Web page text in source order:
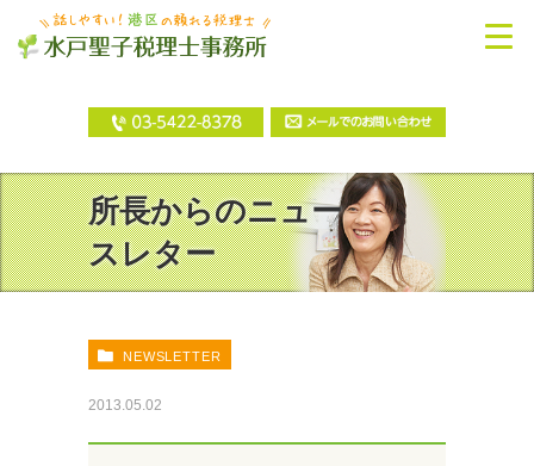
所長からのニュー
スレター
NEWSLETTER
2013.05.02